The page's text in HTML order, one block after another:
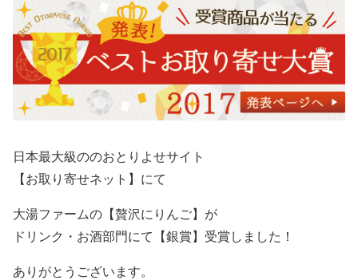
日本最大級ののおとりよせサイト
【お取り寄せネット】にて
大湯ファームの【贅沢にりんご】が
ドリンク・お酒部門にて【銀賞】受賞しました！
ありがとうございます。